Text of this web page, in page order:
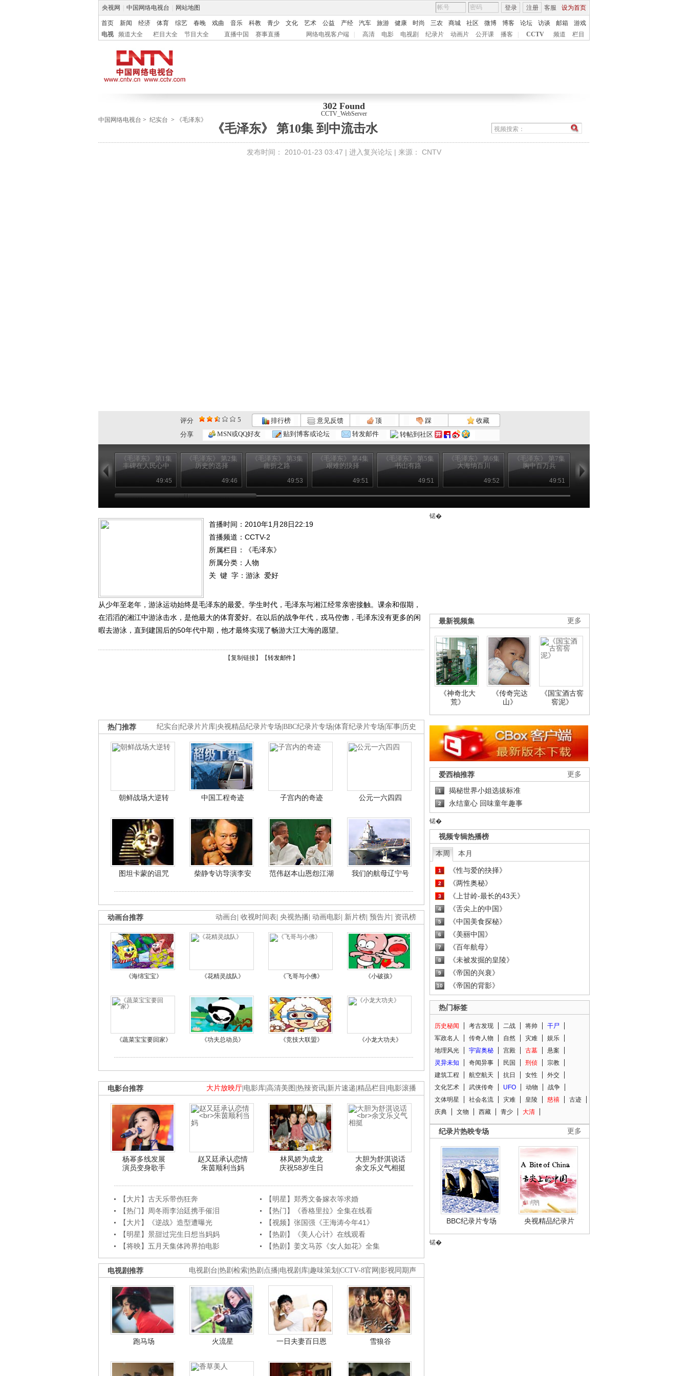
央视网 中国网络电视台 网站地图 客服 设为首页
登录 注册
首页 新闻 经济 体育 综艺 春晚 戏曲 音乐 科教 青少 文化 艺术 公益 产经 汽车 旅游 健康 时尚 三农 商城 社区 微博 博客 论坛 访谈 邮箱
游戏
电视
频道大全 栏目大全 节目大全 直播中国 赛事直播 网络电视客户端 高清 电影 电视剧 纪录片 动画片 公开课 播客 CCTV 频道 栏目
302 Found
CCTV_WebServer
中国网络电视台 > 纪实台 > 《毛泽东》
《毛泽东》 第10集 到中流击水
发布时间： 2010-01-23 03:47 | 进入复兴论坛 | 来源： CNTV
评分 5 排行榜 意见反馈 顶 踩
收藏
分享
MSN或QQ好友 贴到博客或论坛 转发邮件 转帖到社区
《毛泽东》 第1集
丰碑在人民心中
49:45
《毛泽东》 第2集
历史的选择
49:46
《毛泽东》 第3集
曲折之路
49:53
《毛泽东》 第4集
艰难的抉择
49:51
《毛泽东》 第5集
书山有路
49:51
《毛泽东》 第6集
大海纳百川
49:52
《毛泽东》 第7集
胸中百万兵
49:51
首播时间：2010年1月28日22:19
首播频道： CCTV-2
所属栏目：
《毛泽东》
所属分类：人物
关 键 字： 游泳 爱好
从少年至老年，游泳运动始终是毛泽东的最爱。学生时代，毛泽东与湘江经常亲密接触。课余和假期，
在滔滔的湘江中游泳击水，是他最大的体育爱好。在以后的战争年代，戎马倥偬，毛泽东没有更多的闲
暇去游泳，直到建国后的50年代中期，他才最终实现了畅游大江大海的愿望。
【复制链接】【转发邮件 】
纪实台 纪录片片库 央视精品纪录片专场 BBC纪录片专场 体育纪录片专场 军事 历史
热门推荐
朝鲜战场大逆转 中国工程奇迹 子宫内的奇迹 公元一六四四
图坦卡蒙的诅咒 柴静专访导演李安 范伟赵本山恩怨江湖 我们的航母辽宁号
动画台 收视时间表 央视热播 动画电影 新片榜 预告片 资讯榜
动画台推荐
《海绵宝宝》 《花精灵战队》 《飞哥与小佛》 《小破孩》
《蔬菜宝宝要回家》 《功夫总动员》 《竞技大联盟》 《小龙大功夫》
大片放映厅 电影库 高清美图 热辣资讯 新片速递 精品栏目 电影滚播
电影台推荐
杨幂多线发展
演员变身歌手
赵又廷承认恋情
朱茵顺利当妈
林凤娇为成龙
庆祝58岁生日
大胆为舒淇说话
余文乐义气相挺
【大片】古天乐带伤狂奔
【明星】郑秀文备嫁衣等求婚
【热门】周冬雨李治廷携手催泪
【热门】《香格里拉》全集在线看
【大片】《逆战》造型遭曝光
【视频】张国强《王海涛今年41》
【明星】景甜过完生日想当妈妈
【热剧】《美人心计》在线观看
【将映】五月天集体跨界拍电影
【热剧】姜文马苏《女人如花》全集
电视剧台 热剧检索 热剧点播 电视剧库 趣味策划 CCTV-8官网 影视同期声
电视剧推荐
跑马场 火流星 一日夫妻百日恩 雪狼谷
锘�
更多
最新视频集
《神奇北大
荒》
《传奇完达
山》
《国宝酒古窖
窖泥》
更多
爱西柚推荐
1 揭秘世界小姐选拔标准
2 永结童心 回味童年趣事
锘�
视频专辑热播榜
本周 本月
1 《性与爱的抉择》
2 《两性奥秘》
3 《上甘岭-最长的43天》
4 《舌尖上的中国》
5 《中国美食探秘》
6 《美丽中国》
7 《百年航母》
8 《未被发掘的皇陵》
9 《帝国的兴衰》
10 《帝国的背影》
热门标签
历史秘闻 考古发现 二战 将帅
干尸
军政名人
传奇人物 自然 灾难
娱乐
地理风光
宇宙奥秘 宫殿 古墓
悬案
灵异未知
奇闻异事 民国 刑侦
宗教
建筑工程
航空航天 抗日 女性
外交
文化艺术
武侠传奇 UFO 动物
战争
文体明星
社会名流 灾难 皇陵 慈禧
古迹
庆典
文物 西藏 青少 大清
更多
纪录片热映专场
BBC纪录片专场 央视精品纪录片
锘�